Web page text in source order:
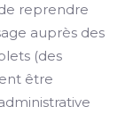
reprendre
auprès des
(des
être